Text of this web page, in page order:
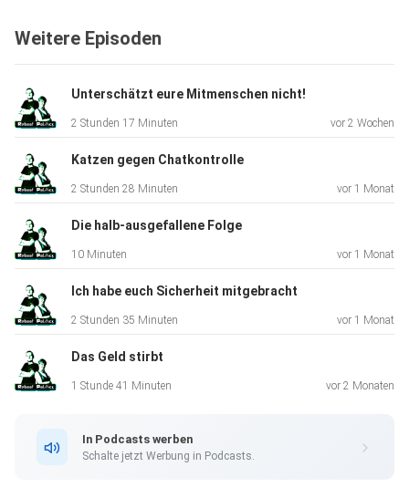
Unsicherheitspaket und Demo dagegen
https://netzpolitik.org/2026/ueberwachungspaket-diese-
sicherheitspolitik-gefaehrdet-uns-alle/
https://sicherheit-ohne-
ueberwachung.org/2026/04/29/demo-am-13-juni-2026/
ng/aktuelles/woche-der-
Weitere Episoden
Unterschätzt eure Mitmenschen nicht!
2 Stunden 17 Minuten vor 2 Wochen
Katzen gegen Chatkontrolle
2 Stunden 28 Minuten vor 1 Monat
Die halb-ausgefallene Folge
10 Minuten vor 1 Monat
Ich habe euch Sicherheit mitgebracht
2 Stunden 35 Minuten vor 1 Monat
Das Geld stirbt
1 Stunde 41 Minuten vor 2 Monaten
In Podcasts werben
Schalte jetzt Werbung in Podcasts.